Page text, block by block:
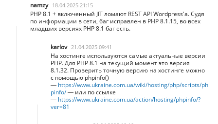
namzy 18.04.2025 21:15
PHP 8.1 + включенный JIT ломают REST API Wordpress'а. Судя
по информации в сети, баг исправлен в PHP 8.1.15, во всех
младших версиях PHP 8.1 баг есть.
karlov 21.04.2025 09:41
На хостинге используются самые актуальные версии
PHP. Для PHP 8.1 на текущий момент это версия
8.1.32. Проверить точную версию на хостинге можно
с помощью phpinfo()
— https://www.ukraine.com.ua/wiki/hosting/php/scripts/ph
pinfo/— или по ссылке
— https://www.ukraine.com.ua/action/hosting/phpinfo/?
ver=81